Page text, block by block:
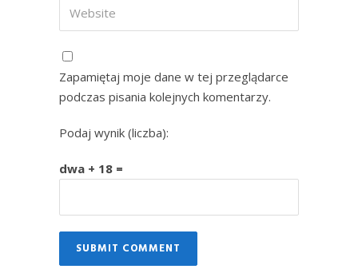
Zapamiętaj moje dane w tej przeglądarce
podczas pisania kolejnych komentarzy.
Podaj wynik (liczba):
dwa + 18 =